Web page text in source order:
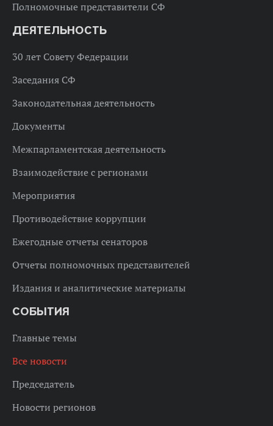
Полномочные представители СФ
ДЕЯТЕЛЬНОСТЬ
30 лет Совету Федерации
Заседания СФ
Законодательная деятельность
Документы
Межпарламентская деятельность
Взаимодействие с регионами
Мероприятия
Противодействие коррупции
Ежегодные отчеты сенаторов
Отчеты полномочных представителей
Издания и аналитические материалы
СОБЫТИЯ
Главные темы
Все новости
Председатель
Новости регионов